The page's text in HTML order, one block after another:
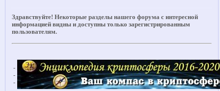
Здравствуйте! Некоторые разделы нашего форума с интересной
информацией видны и доступны только зарегистрированным
пользователям.
-
-
-